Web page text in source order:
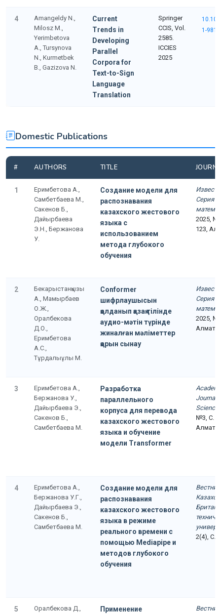
4
Amangeldy N.,
Milosz M.,
Yerimbetova
A., Tursynova
N., Kurmetbek
B., Gazizova N.
Current
Trends in
Developing
Parallel
Corpora for
Text-to-Sign
Language
Translation
Springer
CCIS, Vol.
2585.
ICCIES
2025
1-
Domestic Publications
# AUTHORS TITLE
1
Еримбетова А.,
Самбетбаева М.,
Сакенов Б.,
Дайырбаева
Э.Н., Бержанова
У.
Создание модели для
распознавания
казахского жестового
языка с
использованием
метода глубокого
обучения
Серия
2025,
123,
2
Бекарыстанқызы
А., Мамырбаев
О.Ж.,
Оралбекова
Д.О.,
Еримбетова
А.С.,
Тұрдалыұлы М.
Conformer
шифрлаушысын
қолданып қазақ тілінде
аудио-мәтін түрінде
жиналған мәліметтер
қорын сынау
Серия
2025,
Алматы
3
Еримбетова А.,
Бержанова У.,
Дайырбаева Э.,
Сәкенов Б.,
Самбетбаева М.
Разработка
параллельного
корпуса для перевода
казахского жестового
языка и обучение
модели Transformer
Journal
Science
№3, С.
Алматы
4
Еримбетова А.,
Бержанова У.Г.,
Дайырбаева Э.,
Сакенов Б.,
Самбетбаева М.
Создание модели для
распознавания
казахского жестового
языка в режиме
реального времени с
помощью Mediapipe и
методов глубокого
обучения
Вестник
2(4), С.
5
Оралбекова Д.,
Применение
Вестник